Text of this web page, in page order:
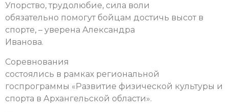
Упорство, трудолюбие, сила воли
обязательно помогут бойцам достичь высот в
спорте, – уверена Александра
Иванова.
Соревнования
состоялись в рамках региональной
госпрограммы «Развитие физической культуры и
спорта в Архангельской области».